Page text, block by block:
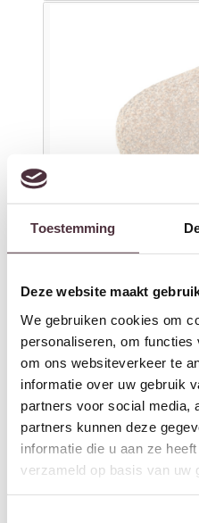
Toestemming
Deze website maakt
We gebruiken cookies om
personaliseren, om
om ons websiteverkeer te
informatie over uw gebruik
partners voor social media,
partners kunnen deze
informatie die u aan ze
verzameld op basis van uw